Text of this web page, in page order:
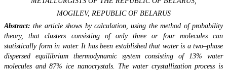
MOGILEV, REPUBLIC OF BELARUS
Abstract: the article shows by calculation, using the method of probability
theory, that clusters consisting of only three or four molecules can
statistically form in water. It has been established that water is a two–phase
dispersed equilibrium thermodynamic system consisting of 13% water
molecules and 87% ice nanocrystals. The water crystallization process is